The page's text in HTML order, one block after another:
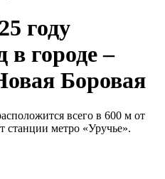
году
в городе –
Боровая
всего в 600 м от
метро «Уручье».